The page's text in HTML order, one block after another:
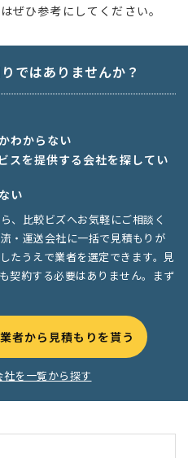
ぜひ参考にしてください。
ではありませんか？
わからない
スを提供する会社を探してい
い
、比較ビズへお気軽にご相談く
・運送会社に一括で見積もりが
たうえで業者を選定できます。見
契約する必要はありません。まず
者から見積もりを貰う
を一覧から探す